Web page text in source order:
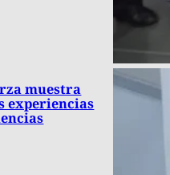
muestra
experiencias